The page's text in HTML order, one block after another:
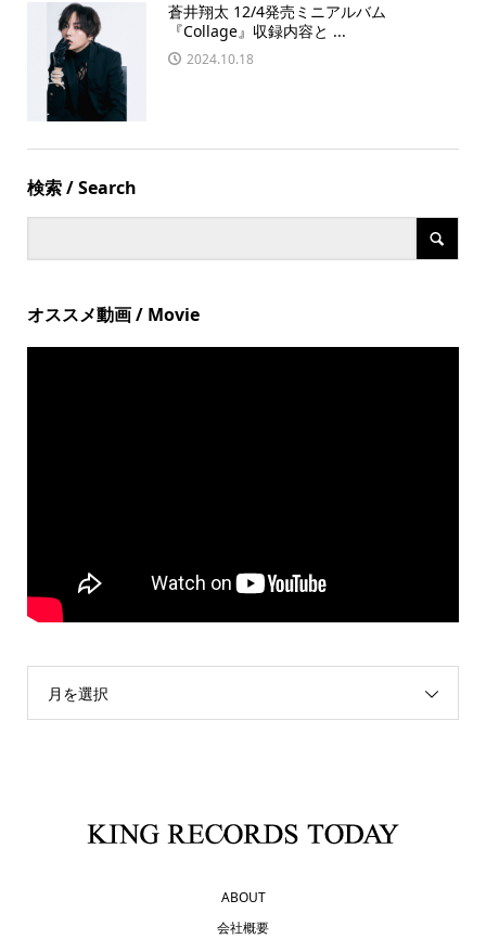
蒼井翔太 12/4発売ミニアルバム
『Collage』収録内容と ...
2024.10.18
検索 / Search
オススメ動画 / Movie
月を選択
ABOUT
会社概要